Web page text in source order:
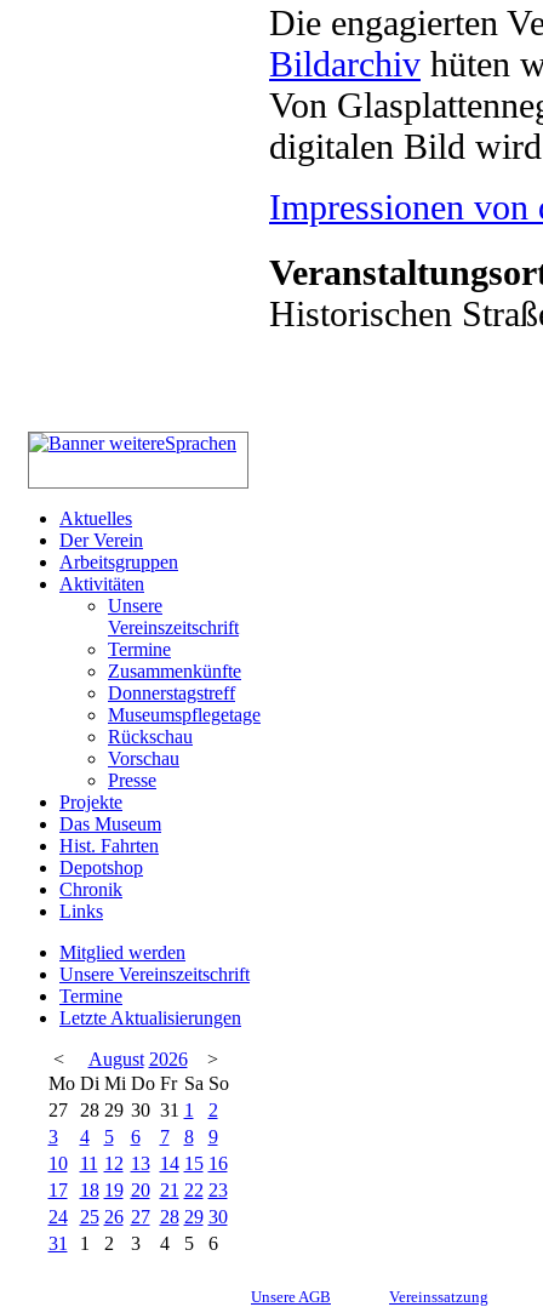
Die engagierten
Bildarchiv hüten
Von
digitalen Bild
Impressionen von
Historischen
Aktuelles
Der Verein
Arbeitsgruppen
Aktivitäten
Unsere
Vereinszeitschrift
Termine
Zusammenkünfte
Donnerstagstreff
Museumspflegetage
Rückschau
Vorschau
Presse
Projekte
Das Museum
Hist. Fahrten
Depotshop
Chronik
Links
Mitglied werden
Unsere Vereinszeitschrift
Termine
Letzte Aktualisierungen
<
August 2026
>
Mo Di Mi Do Fr Sa So
27
28 29 30 31 1
2
3
4 5 6 7 8
9
10
11 12 13 14 15 16
17
18 19 20 21 22 23
24
25 26 27 28 29 30
31
1 2 3 4 5 6
Unsere AGB Vereinssatzung